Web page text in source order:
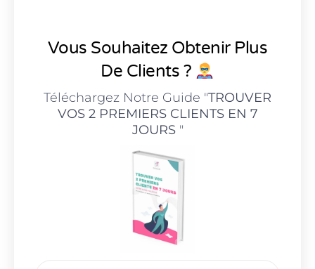
Vous Souhaitez Obtenir Plus
De Clients ?
Téléchargez Notre Guide "TROUVER
VOS 2 PREMIERS CLIENTS EN 7
JOURS"